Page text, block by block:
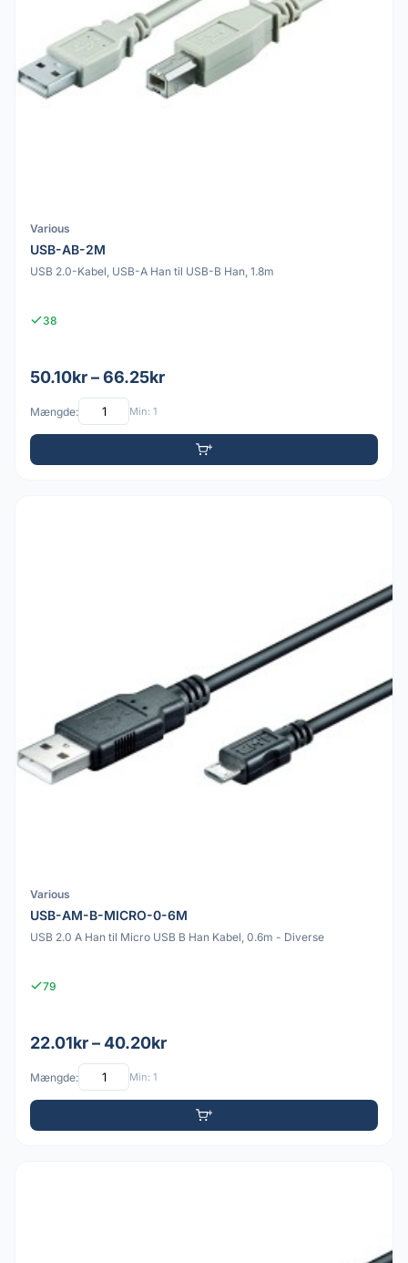
Various
USB-AB-2M
USB 2.0-Kabel, USB-A Han til USB-B Han, 1.8m
38
50.10kr – 66.25kr
Mængde: Min: 1
Various
USB-AM-B-MICRO-0-6M
USB 2.0 A Han til Micro USB B Han Kabel, 0.6m - Diverse
79
22.01kr – 40.20kr
Mængde: Min: 1